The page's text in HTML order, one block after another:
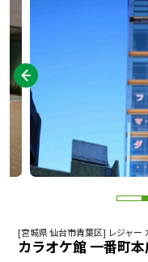
[宮城県 仙台市青葉区] レジャー
カラオケ館 一番町